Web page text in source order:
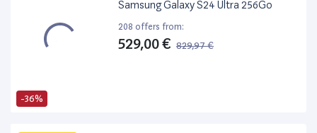
-36%
Samsung Galaxy S24 Ultra 256Go
208 offers from:
529,00 € 829,97 €